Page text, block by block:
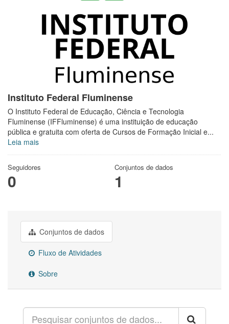
Instituto Federal Fluminense
O Instituto Federal de Educação, Ciência e Tecnologia
Fluminense (IFFluminense) é uma instituição de educação
pública e gratuita com oferta de Cursos de Formação Inicial e...
Leia mais
Seguidores
0
Conjuntos de dados
1
Conjuntos de dados
Fluxo de Atividades
Sobre